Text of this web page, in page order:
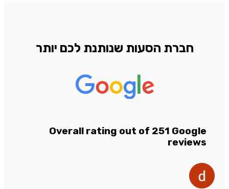
חברת הסעות שנותנת לכם יותר
Overall rating out of 251 Google
reviews